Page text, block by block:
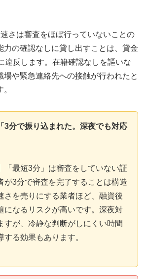
速さは審査をほぼ行っていないことの
力の確認なしに貸し出すことは、貸金
違反します。在籍確認なしを謳いな
場や緊急連絡先への接触が行われたと
3分で振り込まれた。深夜でも対応
「最短3分」は審査をしていない証
が3分で審査を完了することは構造
さを売りにする業者ほど、融資後
になるリスクが高いです。深夜対
すが、冷静な判断がしにくい時間
る効果もあります。